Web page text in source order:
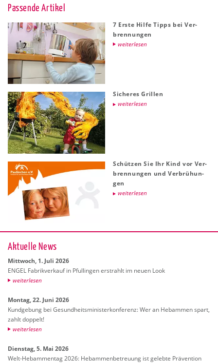
Pas­sen­de Ar­ti­kel
7 Erste Hilfe Tipps bei Ver­
bren­nun­gen
wei­ter­le­sen
Si­che­res Gril­len
wei­ter­le­sen
Schüt­zen Sie Ihr Kind vor Ver­
bren­nun­gen und Ver­brü­hun­
gen
wei­ter­le­sen
Ak­tu­el­le News
Mitt­woch, 1. Juli 2026
ENGEL Fa­brik­ver­kauf in Pful­lin­gen er­strahlt im neuen Look
wei­ter­le­sen
Mon­tag, 22. Juni 2026
Kund­ge­bung bei Ge­sund­heits­mi­nis­ter­kon­fe­renz: Wer an Heb­am­men spart,
zahlt dop­pelt!
wei­ter­le­sen
Diens­tag, 5. Mai 2026
Welt-Heb­am­men­tag 2026: Heb­am­men­be­treu­ung ist ge­leb­te Prä­ven­ti­on